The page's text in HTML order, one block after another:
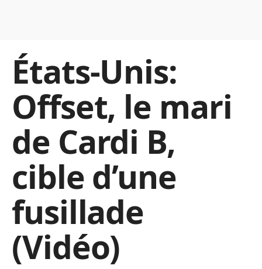
États-Unis:
Offset, le mari
de Cardi B,
cible d’une
fusillade
(Vidéo)